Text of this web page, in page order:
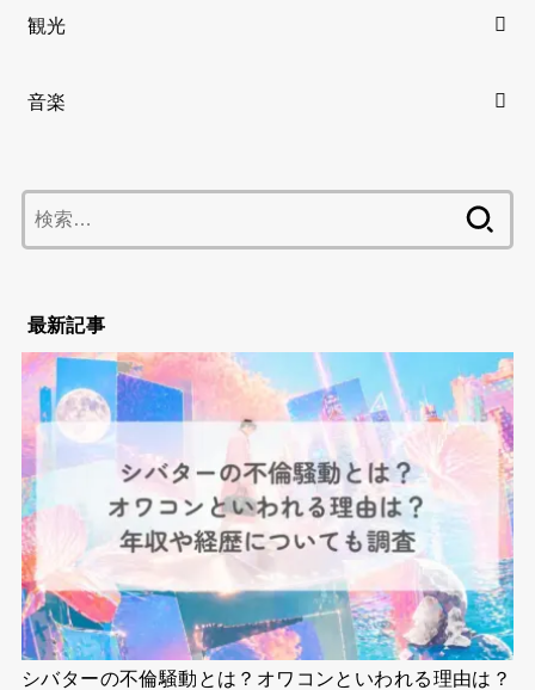
観光
音楽
索:
最新記事
シバターの不倫騒動とは？オワコンといわれる理由は？